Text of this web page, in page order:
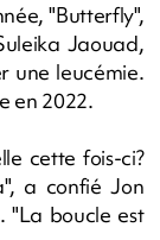
"Butterfly",
Jaouad,
une leucémie.
en 2022.
cette fois-ci?
a confié Jon
"La boucle est